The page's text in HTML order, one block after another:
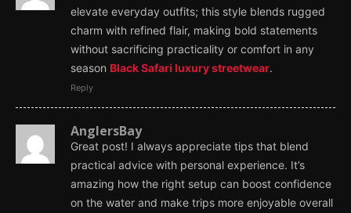
elevate everyday outfits; this style blends rugged
charm with refined flair, making bold statements
without sacrificing practicality or comfort in any
season Black Safari luxury streetwear.
Reply
AnglersBay
Great post! I always appreciate tips that blend
practical advice with personal experience. It’s
amazing how the right setup can boost confidence
on the water and make trips more enjoyable overall